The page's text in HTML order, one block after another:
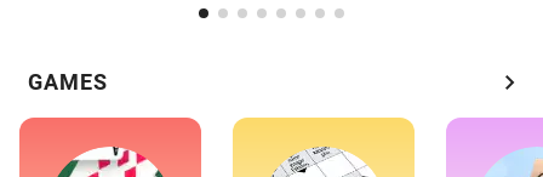
GAMES chevron_right